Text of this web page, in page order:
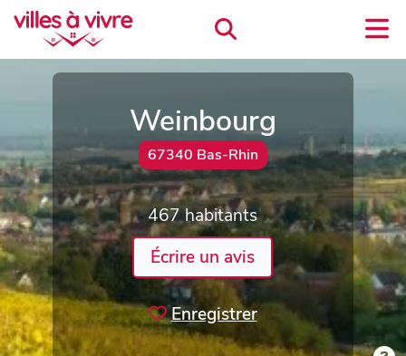
Weinbourg
67340 Bas-Rhin
467 habitants
Écrire un avis
Enregistrer